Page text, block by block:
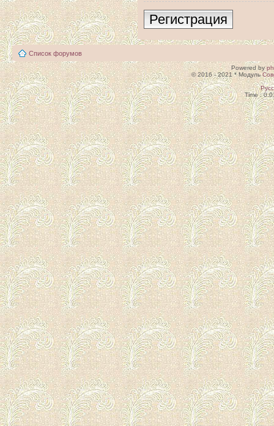
Регистрация
Список форумов
Powered by
© 2016 - 2021 * Модуль
Time :